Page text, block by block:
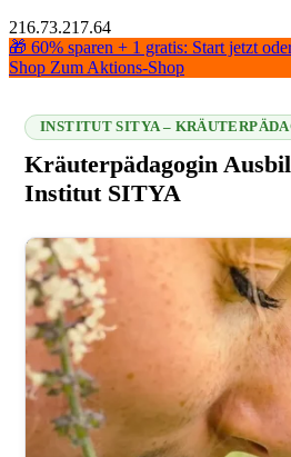
216.73.217.64
🎁 60% sparen + 1 gratis: Start jetzt
Shop Zum Aktions-Shop
INSTITUT SITYA –
Kräuterpädagogin
Institut SITYA
216.73.217.64 2026-08-07 23:41:43